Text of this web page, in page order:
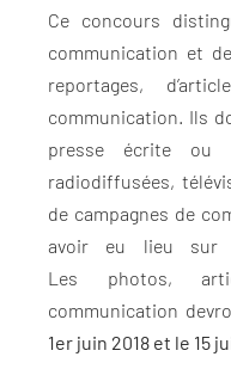
Ce concours
communication et
reportages,
communication. Ils
presse écrite ou
radiodiffusées,
de campagnes de
avoir eu lieu sur
Les photos,
communication
1er juin 2018 et le 15